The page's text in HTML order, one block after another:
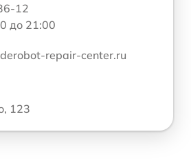
12
до 21:00
repair-center.ru
123